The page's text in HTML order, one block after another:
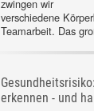
zwingen wir
verschiedene
Teamarbeit. Das
erkennen - und